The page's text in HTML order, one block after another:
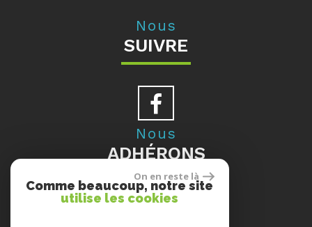
Nous
SUIVRE
Nous
ADHÉRONS
On en reste là
Comme beaucoup, notre site
utilise les cookies